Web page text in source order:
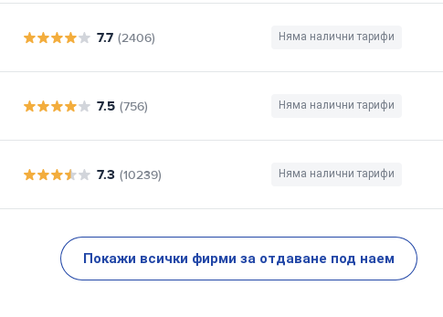
7.7 (2406) Няма налични тарифи
7.5 (756) Няма налични тарифи
7.3 (10239) Няма налични тарифи
Покажи всички фирми за отдаване под наем